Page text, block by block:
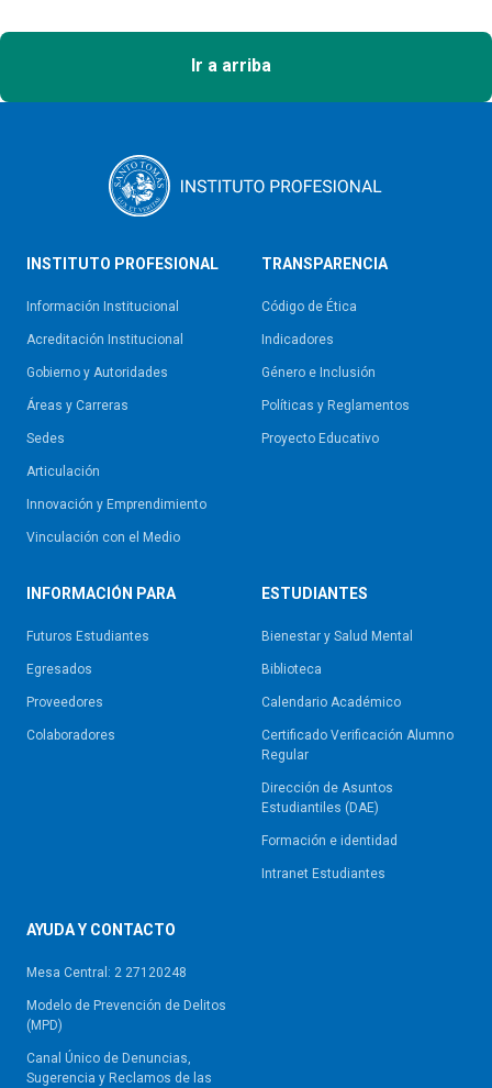
Ir a arriba
INSTITUTO PROFESIONAL
Información Institucional
Acreditación Institucional
Gobierno y Autoridades​
Áreas y Carreras
Sedes
Articulación
Innovación y Emprendimiento
Vinculación con el Medio
TRANSPARENCIA
Código de Ética
Indicadores
Género e Inclusión
Políticas y Reglamentos​
Proyecto Educativo
INFORMACIÓN PARA
Futuros Estudiantes
Egresados
Proveedores
Colaboradores
ESTUDIANTES
Bienestar y Salud Mental
Biblioteca
Calendario Académico
Certificado Verificación Alumno
Regular
Dirección de Asuntos
Estudiantiles (DAE)
Formación e identidad
Intranet Estudiantes
AYUDA Y CONTACTO
Mesa Central: 2 27120248
Modelo de Prevención de Delitos
(MPD)
Canal Único de Denuncias,
Sugerencia y Reclamos de las